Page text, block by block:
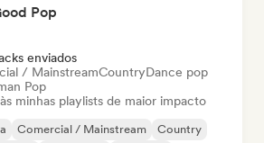
Pop
enviados
/ MainstreamCountryDance pop
Pop
minhas playlists de maior impacto
Comercial / Mainstream
Country